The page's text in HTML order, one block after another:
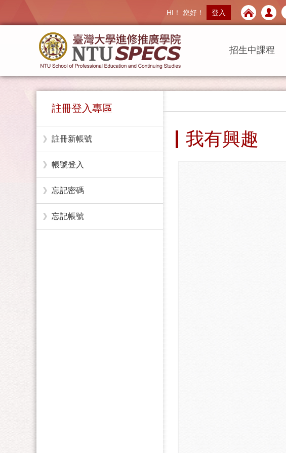
HI！ 您好！ 登入
招生中課程
註冊登入專區
註冊新帳號
帳號登入
忘記密碼
忘記帳號
我有興趣